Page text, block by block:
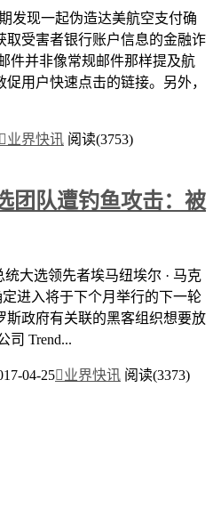
发现一起伪造达美航空支付确
取受害者银行账户信息的金融诈
件并非像常规邮件那样提及航
用户快速点击的链接。另外，
业界快讯 阅读(3753)
团队遭钓鱼攻击：被
统大选领先者埃马纽埃尔 · 马克
定进入将于下个月举行的下一轮
斯政府有关联的黑客组织想要放
司 Trend...
04-25业界快讯 阅读(3373)